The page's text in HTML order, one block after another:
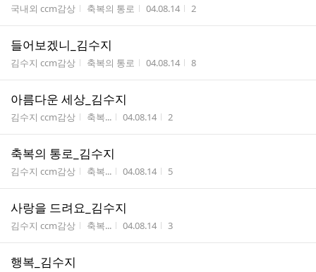
게시판명
국내외 ccm감상 작성자
축복의 통로 작성시간
04.08.14 조회수
2
들어보겠니_김수지
게시판명
김수지 ccm감상 작성자
축복의 통로 작성시간
04.08.14 조회수
8
아름다운 세상_김수지
게시판명
김수지 ccm감상 작성자
축복... 작성시간
04.08.14 조회수
2
축복의 통로_김수지
게시판명
김수지 ccm감상 작성자
축복... 작성시간
04.08.14 조회수
5
사랑을 드려요_김수지
게시판명
김수지 ccm감상 작성자
축복... 작성시간
04.08.14 조회수
3
행복_김수지